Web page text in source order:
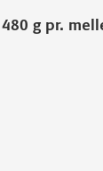
g pr.